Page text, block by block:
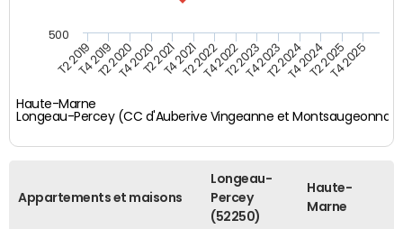
Haute-Marne
Longeau-Percey (CC d'Auberive Vingeanne et
T2 2019T4 2019T2 2020T4 2020T2 2021T4 2021T2 2022T4 2022T2 2023T4 2023T2 2024T4 2024T2 2025T4 2025
500
Appartements et maisons
Longeau-
Percey
(52250)
Haute-
Marne